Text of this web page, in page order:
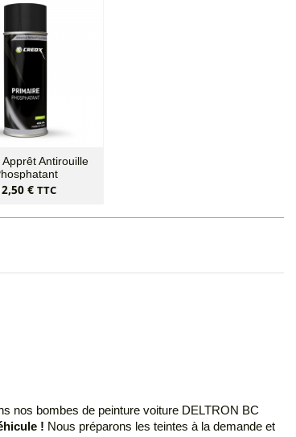
Apprêt Antirouille
€ TTC
nos bombes de peinture voiture DELTRON BC
! Nous préparons les teintes à la demande et